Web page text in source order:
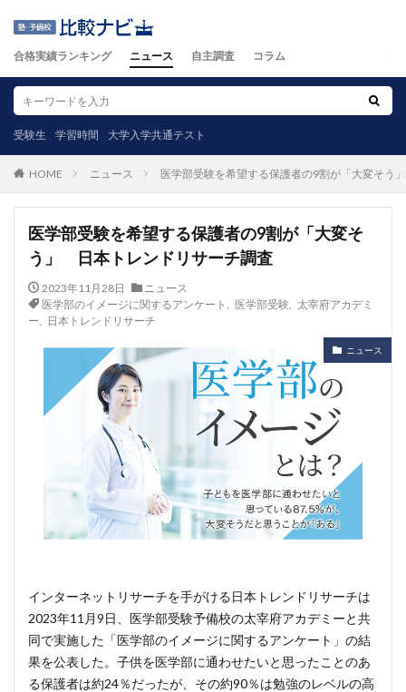
合格実績ランキング ニュース 自主調査 コラム
受験生 学習時間 大学入学共通テスト
HOME ニュース 医学部受験を希望する保護者の9割が「大変そう
医学部受験を希望する保護者の9割が「大変そ
う」 日本トレンドリサーチ調査
2023年11月28日
ニュース
医学部のイメージに関するアンケート
医学部受験,
太宰府アカデミ
ー
日本トレンドリサーチ
ニュース
インターネットリサーチを手がける日本トレンドリサーチは
2023年11月9日、医学部受験予備校の太宰府アカデミーと共
同で実施した「医学部のイメージに関するアンケート」の結
果を公表した。子供を医学部に通わせたいと思ったことのあ
る保護者は約24％だったが、その約90％は勉強のレベルの高